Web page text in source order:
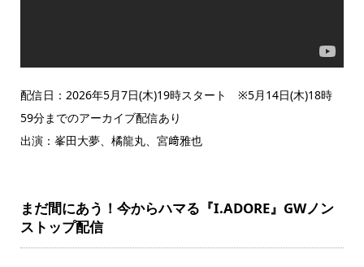
配信日：2026年5月7日(木)19時スタート ※5月14日(木)18時
59分までのアーカイブ配信あり
出演：峯田大夢、橘龍丸、宮﨑雅也
まだ間にあう！今からハマる『I.ADORE』GWノン
ストップ配信